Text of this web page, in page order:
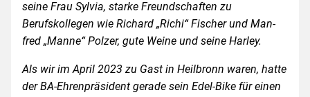
seine Frau Sylvia, starke Freundschaften zu
Berufskollegen wie Richard „Richi“ Fischer und Man­
fred „Manne“ Polzer, gute Weine und seine Harley.
Als wir im April 2023 zu Gast in Heilbronn waren, hatte
der BA-Ehrenpräsident gerade sein Edel-Bike für einen